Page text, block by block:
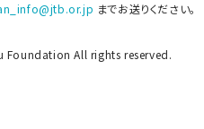
までお送りください。
All rights reserved.